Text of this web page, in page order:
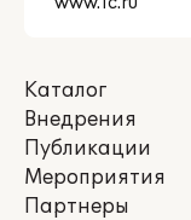
Каталог
Внедрения
Публикации
Мероприятия
Партнеры